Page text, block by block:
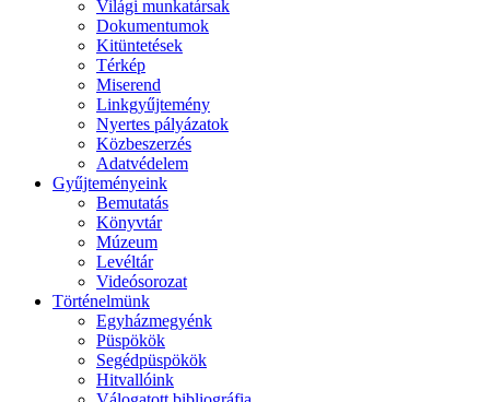
Világi munkatársak
Dokumentumok
Kitüntetések
Térkép
Miserend
Linkgyűjtemény
Nyertes pályázatok
Közbeszerzés
Adatvédelem
Gyűjteményeink
Bemutatás
Könyvtár
Múzeum
Levéltár
Videósorozat
Történelmünk
Egyházmegyénk
Püspökök
Segédpüspökök
Hitvallóink